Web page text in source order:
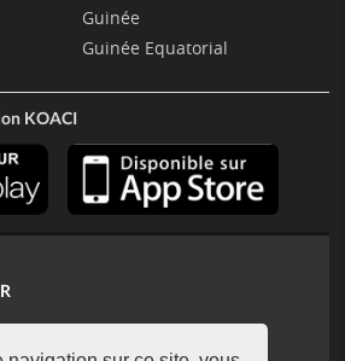
Guinée
Guinée Equatorial
KOACI